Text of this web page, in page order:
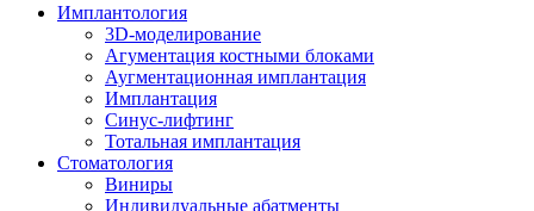
Имплантология
3D-моделирование
Агументация костными блоками
Аугментационная имплантация
Имплантация
Синус-лифтинг
Тотальная имплантация
Стоматология
Виниры
Индивидуальные абатменты